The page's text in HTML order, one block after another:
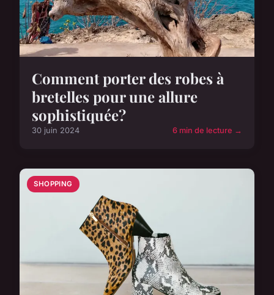
Comment porter des robes à
bretelles pour une allure
sophistiquée?
30 juin 2024 6 min de lecture →
SHOPPING